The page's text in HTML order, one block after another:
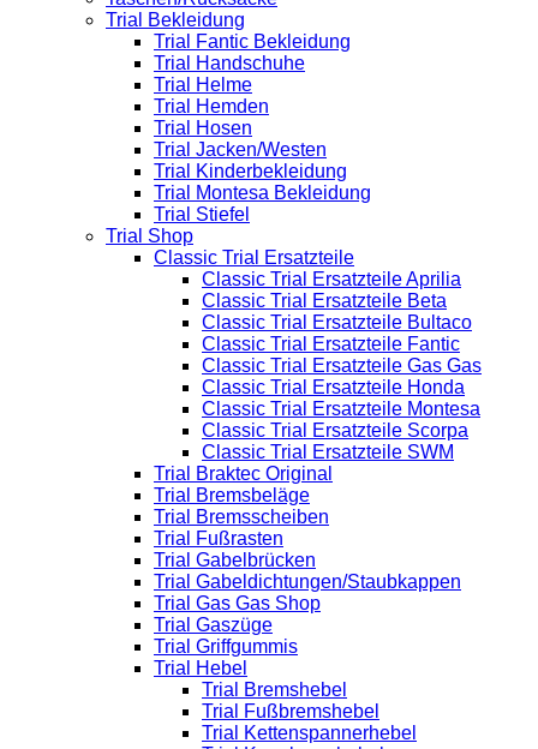
Trial Bekleidung
Trial Fantic Bekleidung
Trial Handschuhe
Trial Helme
Trial Hemden
Trial Hosen
Trial Jacken/Westen
Trial Kinderbekleidung
Trial Montesa Bekleidung
Trial Stiefel
Trial Shop
Classic Trial Ersatzteile
Classic Trial Ersatzteile Aprilia
Classic Trial Ersatzteile Beta
Classic Trial Ersatzteile Bultaco
Classic Trial Ersatzteile Fantic
Classic Trial Ersatzteile Gas Gas
Classic Trial Ersatzteile Honda
Classic Trial Ersatzteile Montesa
Classic Trial Ersatzteile Scorpa
Classic Trial Ersatzteile SWM
Trial Braktec Original
Trial Bremsbeläge
Trial Bremsscheiben
Trial Fußrasten
Trial Gabelbrücken
Trial Gabeldichtungen/Staubkappen
Trial Gas Gas Shop
Trial Gaszüge
Trial Griffgummis
Trial Hebel
Trial Bremshebel
Trial Fußbremshebel
Trial Kettenspannerhebel